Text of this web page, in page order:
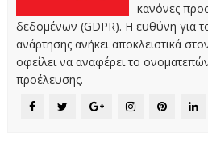
κανόνες
δεδομένων (GDPR). Η ευθύνη για
ανάρτησης ανήκει αποκλειστικά
οφείλει να αναφέρει το
προέλευσης.